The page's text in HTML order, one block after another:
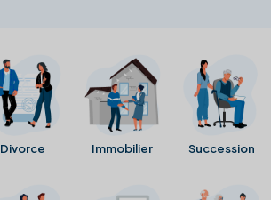
Divorce Immobilier Succession